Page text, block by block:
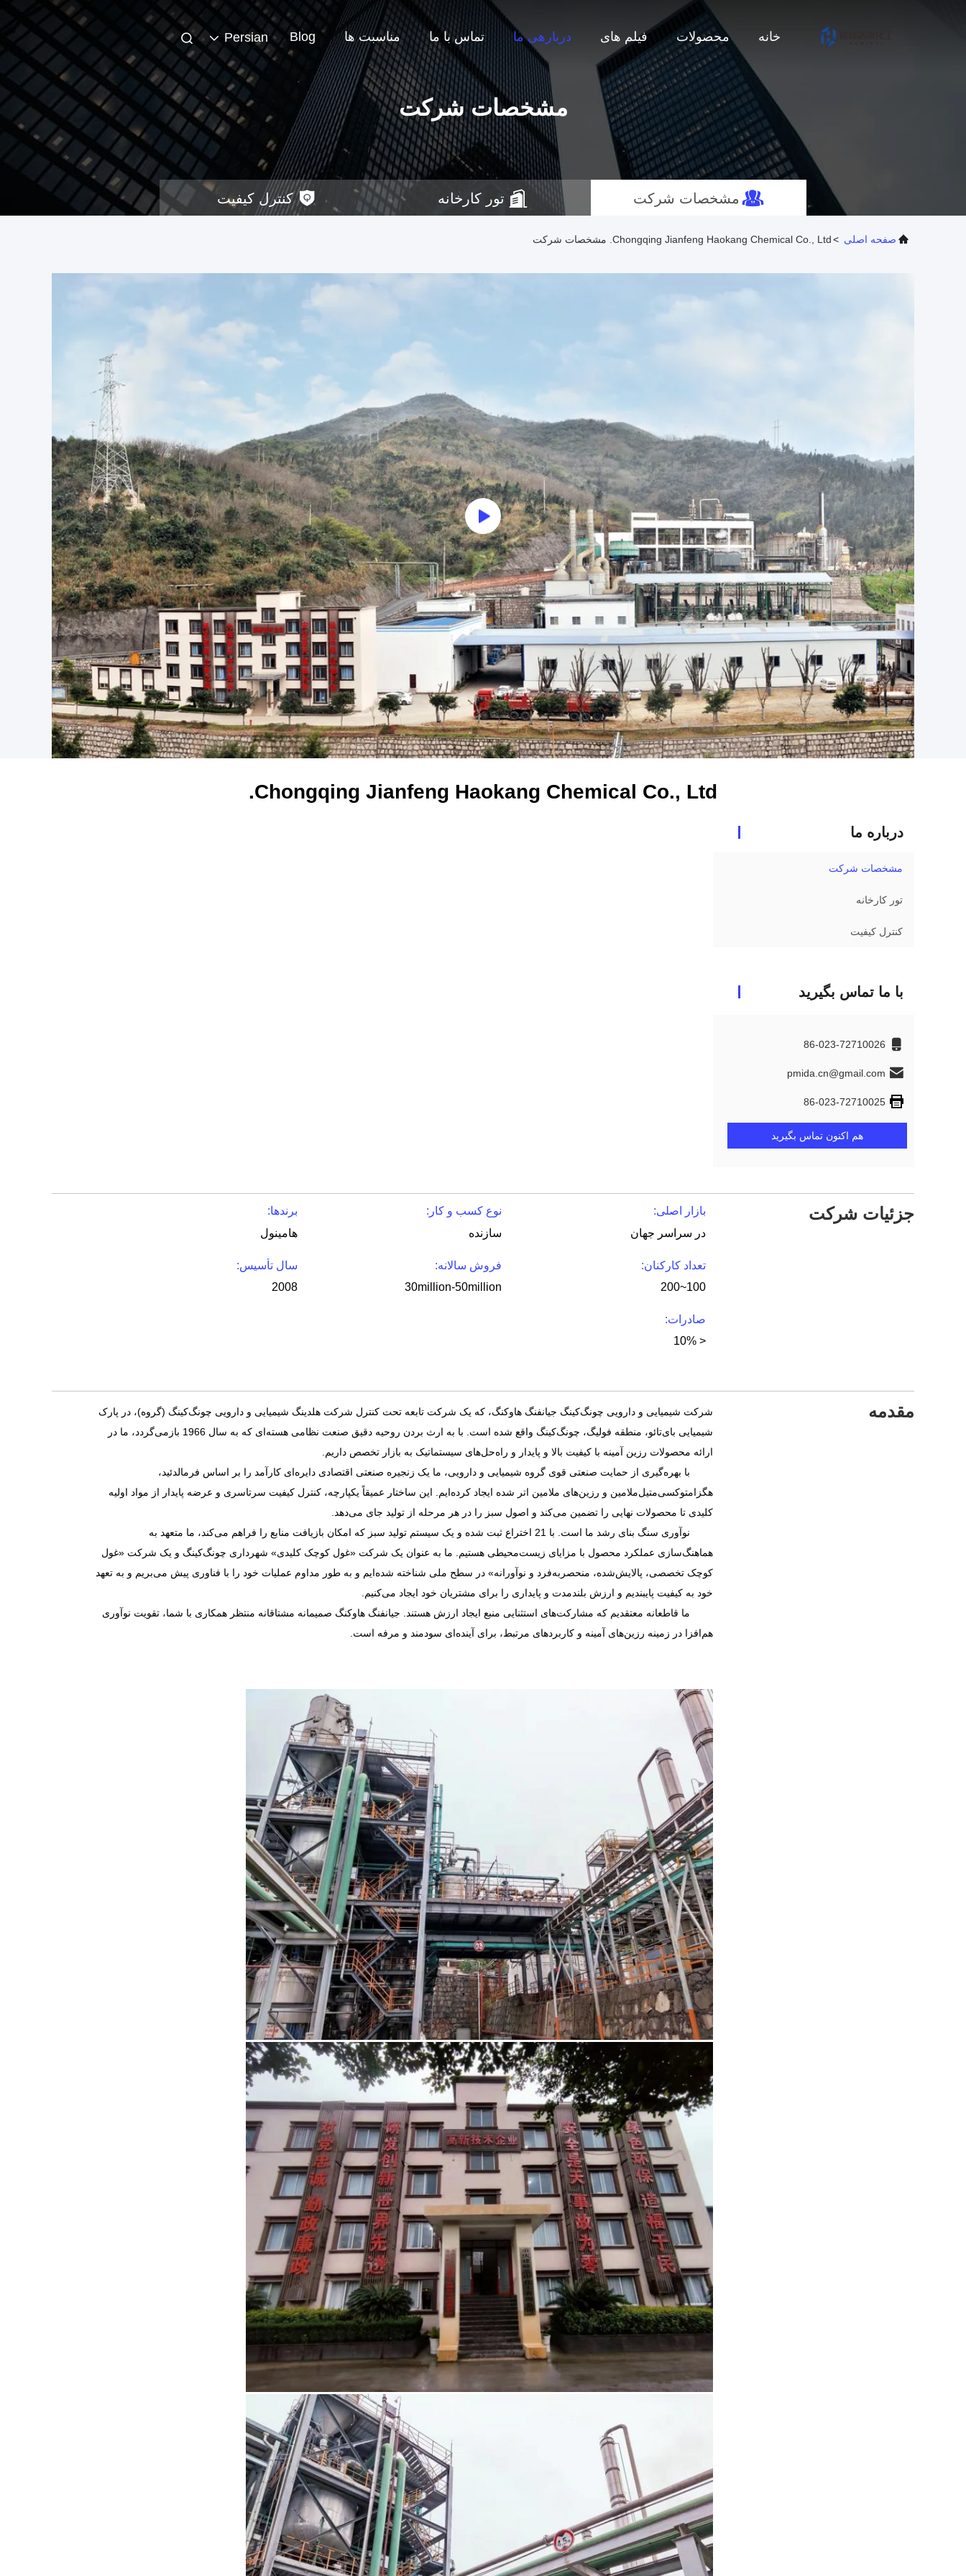
خانه محصولات فیلم های دربارهی ما تماس با ما مناسبت ها Blog
Persian
مشخصات شرکت
مشخصات شرکت تور کارخانه کنترل کیفیت
صفحه اصلی >Chongqing Jianfeng Haokang Chemical Co., Ltd. مشخصات شرکت
Chongqing Jianfeng Haokang Chemical Co., Ltd.
درباره ما
مشخصات شرکت
تور کارخانه
کنترل کیفیت
با ما تماس بگیرید
86-023-72710026
pmida.cn@gmail.com
86-023-72710025
هم اکنون تماس بگیرید
جزئیات شرکت
بازار اصلی:
در سراسر جهان
نوع کسب و کار:
سازنده
برندها:
هامینول
تعداد کارکنان:
100~200
فروش سالانه:
30million-50million
سال تأسیس:
2008
صادرات:
< 10%
مقدمه
شرکت شیمیایی و دارویی چونگ‌کینگ جیانفنگ هاوکنگ، که یک شرکت تابعه تحت کنترل شرکت هلدینگ شیمیایی و دارویی چونگ‌کینگ (گروه)، در پارک
شیمیایی بای‌تائو، منطقه فولیگ، چونگ‌کینگ واقع شده است. با به ارث بردن روحیه دقیق صنعت نظامی هسته‌ای که به سال 1966 بازمی‌گردد، ما در
ارائه محصولات رزین آمینه با کیفیت بالا و پایدار و راه‌حل‌های سیستماتیک به بازار تخصص داریم.
با بهره‌گیری از حمایت صنعتی قوی گروه شیمیایی و دارویی، ما یک زنجیره صنعتی اقتصادی دایره‌ای کارآمد را بر اساس فرمالدئید،
هگزامتوکسی‌متیل‌ملامین و رزین‌های ملامین اتر شده ایجاد کرده‌ایم. این ساختار عمیقاً یکپارچه، کنترل کیفیت سرتاسری و عرضه پایدار از مواد اولیه
کلیدی تا محصولات نهایی را تضمین می‌کند و اصول سبز را در هر مرحله از تولید جای می‌دهد.
نوآوری سنگ بنای رشد ما است. با 21 اختراع ثبت شده و یک سیستم تولید سبز که امکان بازیافت منابع را فراهم می‌کند، ما متعهد به
هماهنگ‌سازی عملکرد محصول با مزایای زیست‌محیطی هستیم. ما به عنوان یک شرکت «غول کوچک کلیدی» شهرداری چونگ‌کینگ و یک شرکت «غول
کوچک تخصصی، پالایش‌شده، منحصربه‌فرد و نوآورانه» در سطح ملی شناخته شده‌ایم و به طور مداوم عملیات خود را با فناوری پیش می‌بریم و به تعهد
خود به کیفیت پایبندیم و ارزش بلندمدت و پایداری را برای مشتریان خود ایجاد می‌کنیم.
ما قاطعانه معتقدیم که مشارکت‌های استثنایی منبع ایجاد ارزش هستند. جیانفنگ هاوکنگ صمیمانه مشتاقانه منتظر همکاری با شما، تقویت نوآوری
هم‌افزا در زمینه رزین‌های آمینه و کاربردهای مرتبط، برای آینده‌ای سودمند و مرفه است.